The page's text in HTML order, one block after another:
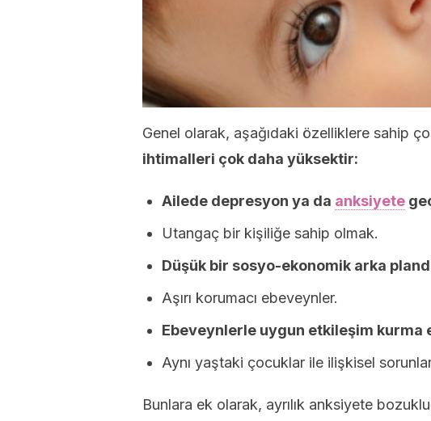
Genel olarak, aşağıdaki özelliklere sahip
ihtimalleri çok daha yüksektir:
Ailede depresyon ya da anksiyete
Utangaç bir kişiliğe sahip olmak.
Düşük bir sosyo-ekonomik arka
Aşırı korumacı ebeveynler.
Ebeveynlerle uygun etkileşim kurma
Aynı yaştaki çocuklar ile ilişkisel
Bunlara ek olarak, ayrılık anksiyete